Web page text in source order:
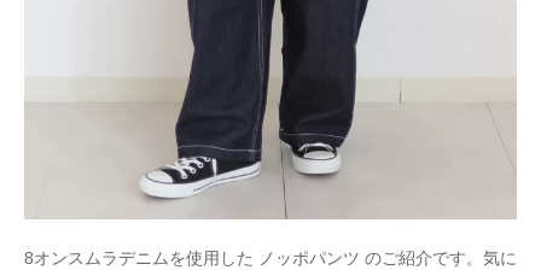
8オンスムラデニムを使用した ノッポパンツ のご紹介です。気に